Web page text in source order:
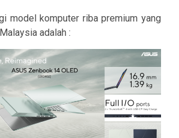
model komputer riba premium yang
adalah :